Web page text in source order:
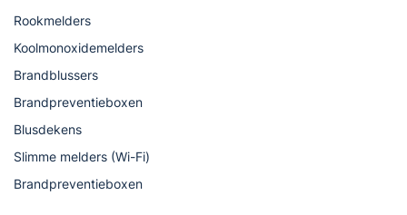
Rookmelders
Koolmonoxidemelders
Brandblussers
Brandpreventieboxen
Blusdekens
Slimme melders (Wi-Fi)
Brandpreventieboxen